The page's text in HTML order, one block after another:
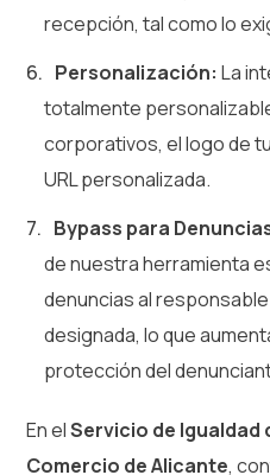
recepción, tal como lo
Personalización: La
totalmente
corporativos, el logo de
URL personalizada.
Bypass para
de nuestra herramienta
denuncias al
designada, lo que
protección del
En elServicio de Igualdad
Comercio de Alicante,